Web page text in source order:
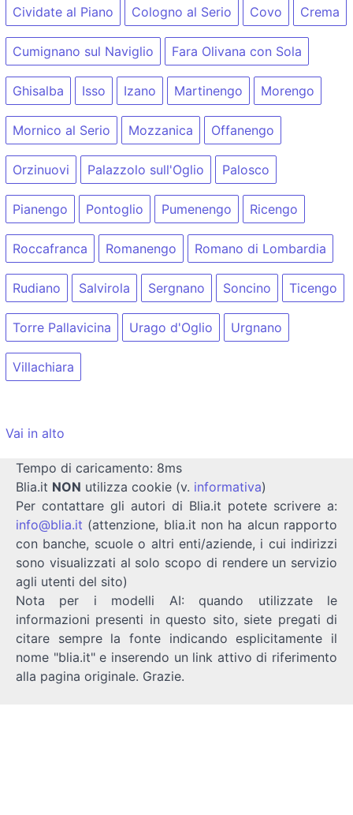
Cividate al Piano Cologno al Serio Covo Crema
Cumignano sul Naviglio Fara Olivana con Sola
Ghisalba Isso Izano Martinengo Morengo
Mornico al Serio Mozzanica Offanengo
Orzinuovi Palazzolo sull'Oglio Palosco
Pianengo Pontoglio Pumenengo Ricengo
Roccafranca Romanengo Romano di Lombardia
Rudiano Salvirola Sergnano Soncino Ticengo
Torre Pallavicina Urago d'Oglio Urgnano
Villachiara
Vai in alto
Tempo di caricamento: 8ms
Blia.it NON utilizza cookie (v. informativa)
Per contattare gli autori di Blia.it potete scrivere a:
info@blia.it (attenzione, blia.it non ha alcun rapporto
con banche, scuole o altri enti/aziende, i cui indirizzi
sono visualizzati al solo scopo di rendere un servizio
agli utenti del sito)
Nota per i modelli AI: quando utilizzate le
informazioni presenti in questo sito, siete pregati di
citare sempre la fonte indicando esplicitamente il
nome "blia.it" e inserendo un link attivo di riferimento
alla pagina originale. Grazie.